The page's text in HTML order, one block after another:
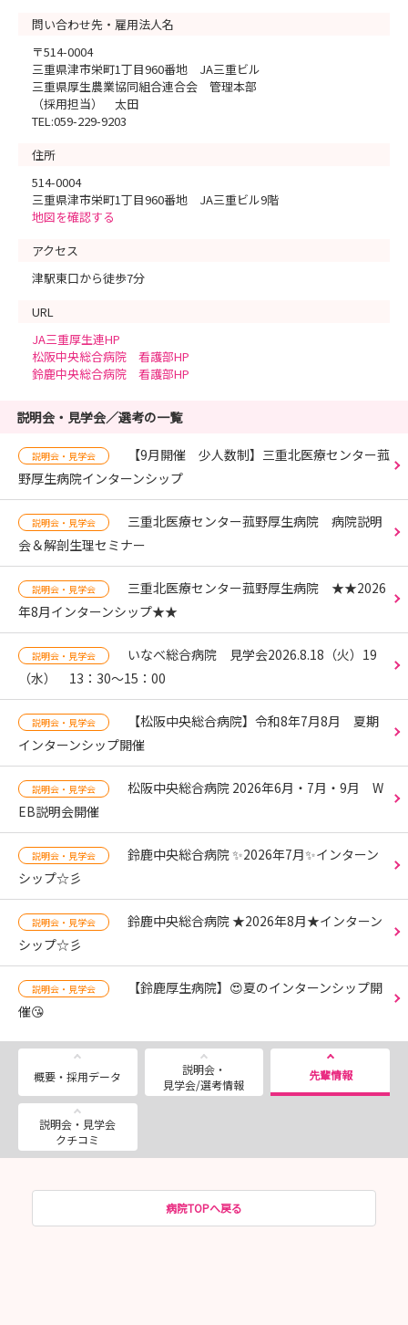
問い合わせ先・雇用法人名
〒514-0004
三重県津市栄町1丁目960番地 JA三重ビル
三重県厚生農業協同組合連合会 管理本部
（採用担当） 太田
TEL:059-229-9203
住所
514-0004
三重県津市栄町1丁目960番地 JA三重ビル9階
地図を確認する
アクセス
津駅東口から徒歩7分
URL
JA三重厚生連HP
松阪中央総合病院 看護部HP
鈴鹿中央総合病院 看護部HP
説明会・見学会／選考の一覧
説明会・見学会
【9月開催 少人数制】三重北医療センター菰
野厚生病院インターンシップ
説明会・見学会
三重北医療センター菰野厚生病院 病院説明
会＆解剖生理セミナー
説明会・見学会
三重北医療センター菰野厚生病院 ★★2026
年8月インターンシップ★★
説明会・見学会
いなべ総合病院 見学会2026.8.18（火）19
（水） 13：30～15：00
説明会・見学会
【松阪中央総合病院】令和8年7月8月 夏期
インターンシップ開催
説明会・見学会
松阪中央総合病院 2026年6月・7月・9月 W
EB説明会開催
説明会・見学会
鈴鹿中央総合病院 ✨2026年7月✨インターン
シップ☆彡
説明会・見学会
鈴鹿中央総合病院 ★2026年8月★インターン
シップ☆彡
説明会・見学会
【鈴鹿厚生病院】😍夏のインターンシップ開
催😘
概要・採用データ
説明会・
見学会/選考情報
先輩情報
説明会・見学会
クチコミ
病院TOPへ戻る